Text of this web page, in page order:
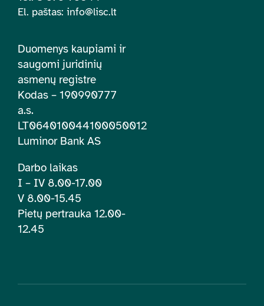
El. paštas: info@lisc.lt
Duomenys kaupiami ir
saugomi juridinių
asmenų registre
Kodas – 190990777
a.s.
LT064010044100050012
Luminor Bank AS
Darbo laikas
I – IV 8.00-17.00
V 8.00-15.45
Pietų pertrauka 12.00-
12.45